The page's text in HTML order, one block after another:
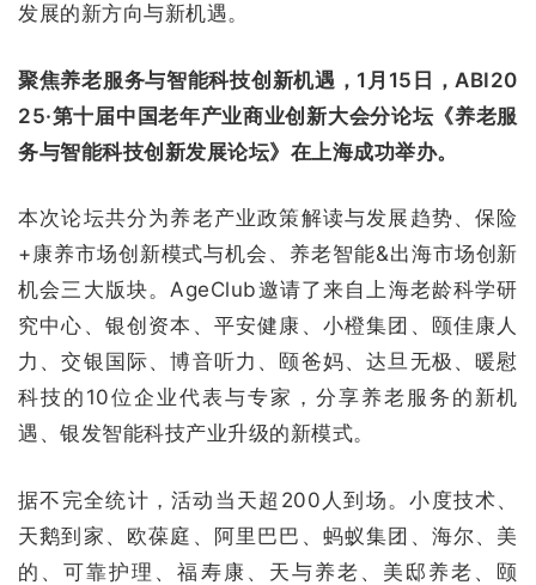
发展的新方向与新机遇。
聚焦养老服务与智能科技创新机遇，1月15日，ABI20
25·第十届中国老年产业商业创新大会分论坛《养老服
务与智能科技创新发展论坛》在上海成功举办。
本次论坛共分为养老产业政策解读与发展趋势、保险
+康养市场创新模式与机会、养老智能&出海市场创新
机会三大版块。AgeClub邀请了来自上海老龄科学研
究中心、银创资本、平安健康、小橙集团、颐佳康人
力、交银国际、博音听力、颐爸妈、达旦无极、暖慰
科技的10位企业代表与专家，分享养老服务的新机
遇、银发智能科技产业升级的新模式。
据不完全统计，活动当天超200人到场。小度技术、
天鹅到家、欧葆庭、阿里巴巴、蚂蚁集团、海尔、美
的、可靠护理、福寿康、天与养老、美邸养老、颐